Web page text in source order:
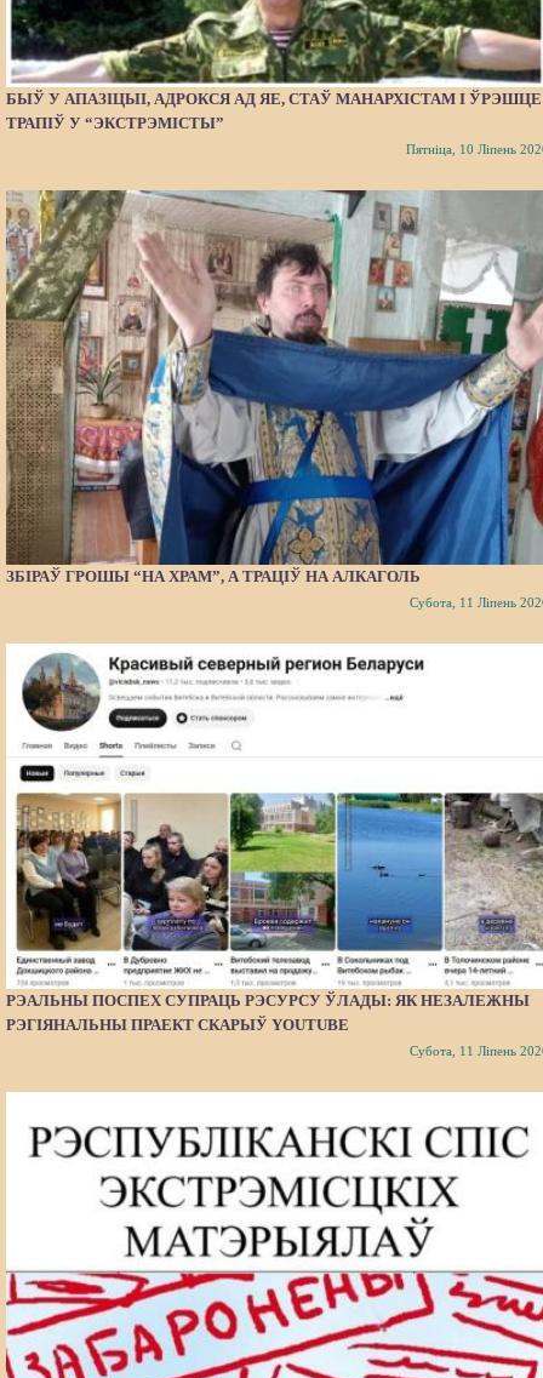
БЫЎ У АПАЗІЦЫІ, АДРОКСЯ АД ЯЕ, СТАЎ МАНАРХІСТАМ І ЎРЭШЦЕ
ТРАПІЎ У “ЭКСТРЭМІСТЫ”
Пятніца, 10 Ліпень
ЗБІРАЎ ГРОШЫ “НА ХРАМ”, А ТРАЦІЎ НА АЛКАГОЛЬ
Субота, 11 Ліпень
РЭАЛЬНЫ ПОСПЕХ СУПРАЦЬ РЭСУРСУ ЎЛАДЫ: ЯК НЕЗАЛЕЖНЫ
РЭГІЯНАЛЬНЫ ПРАЕКТ СКАРЫЎ YOUTUBE
Субота, 11 Ліпень